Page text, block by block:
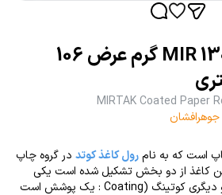
رول کاغذ کوتد MIR 130 گرم عرض 106
MIRTAK Coated Paper
است که به نامرول کاغذ کوتد در گروه چاپ
کاغذ از دو بخش تشکیل شده است یکی
بیس پیپر (Base Paper) و دیگری کوتینگ (Coating : یک پوشش است